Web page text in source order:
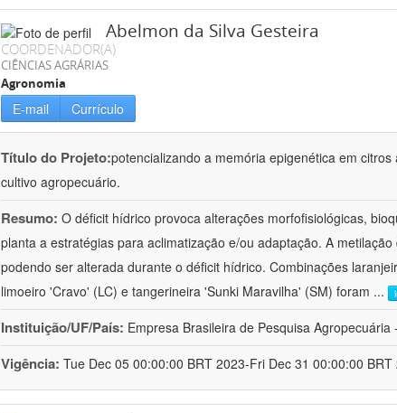
Abelmon da Silva Gesteira
COORDENADOR(A)
CIÊNCIAS AGRÁRIAS
Agronomia
E-mail Currículo
Título do Projeto:potencializando a memória epigenética em
cultivo agropecuário.
Resumo: O déficit hídrico provoca alterações morfofisiológicas,
planta a estratégias para aclimatização e/ou adaptação. A
podendo ser alterada durante o déficit hídrico. Combinações
limoeiro 'Cravo' (LC) e tangerineira 'Sunki Maravilha' (SM) foram ...
Instituição/UF/País: Empresa Brasileira de Pesquisa Agropecuária
Vigência: Tue Dec 05 00:00:00 BRT 2023-Fri Dec 31 00:00:00 BRT